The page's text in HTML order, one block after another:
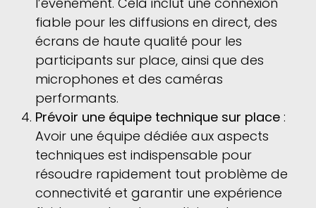
fiable pour les diffusions en direct, des
écrans de haute qualité pour les
participants sur place, ainsi que des
microphones et des caméras
performants.
Prévoir une équipe technique sur place :
Avoir une équipe dédiée aux aspects
techniques est indispensable pour
résoudre rapidement tout problème de
connectivité et garantir une expérience